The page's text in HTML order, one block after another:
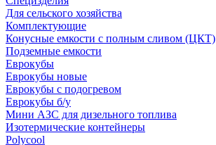
Для сельского хозяйства
Комплектующие
Конусные емкости с полным сливом (ЦКТ)
Подземные емкости
Еврокубы
Еврокубы новые
Еврокубы с подогревом
Еврокубы б/у
Мини АЗС для дизельного топлива
Изотермические контейнеры
Polycool